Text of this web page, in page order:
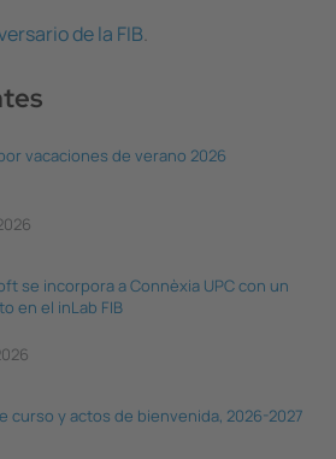
de la FIB.
vacaciones de verano 2026
se incorpora a Connèxia UPC con un
en el inLab FIB
curso y actos de bienvenida, 2026-2027